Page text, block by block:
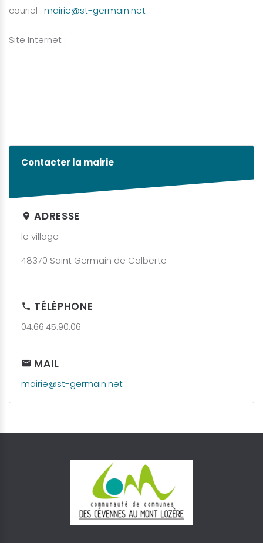
couriel : mairie@st-germain.net
Site Internet :
Contacter la mairie
ADRESSE
le village
48370 Saint Germain de Calberte
TÉLÉPHONE
04.66.45.90.06
MAIL
mairie@st-germain.net